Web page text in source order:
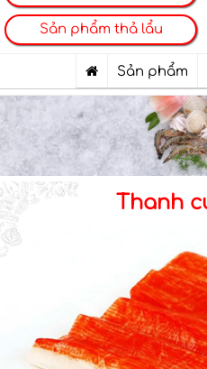
Sản phẩm thả lẩu
Sản phẩm
Thanh